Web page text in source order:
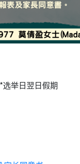
举日翌日假期